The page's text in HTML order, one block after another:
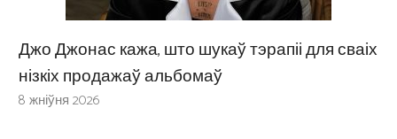
Джо Джонас кажа, што шукаў тэрапіі для сваіх
нізкіх продажаў альбомаў
8 жніўня 2026